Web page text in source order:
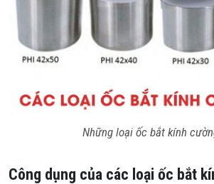
Những loại ốc bắt kính
Công dụng của các loại ốc bắt